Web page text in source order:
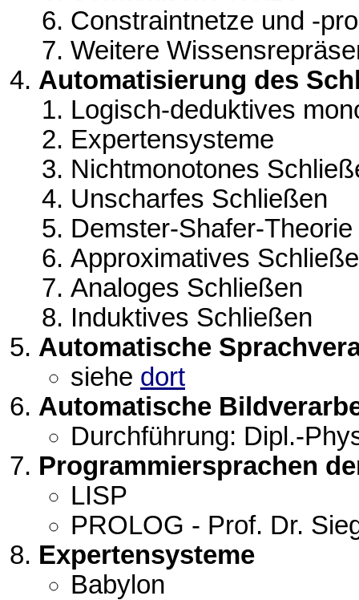
Constraintnetze und -
Weitere
Automatisierung des
Logisch-deduktives
Expertensysteme
Nichtmonotones
Unscharfes Schließen
Demster-Shafer-Theorie
Approximatives
Analoges Schließen
Induktives Schließen
Automatische
siehe dort
Automatische
Durchführung: Dipl.-
Programmiersprachen
LISP
PROLOG - Prof. Dr.
Expertensysteme
Babylon